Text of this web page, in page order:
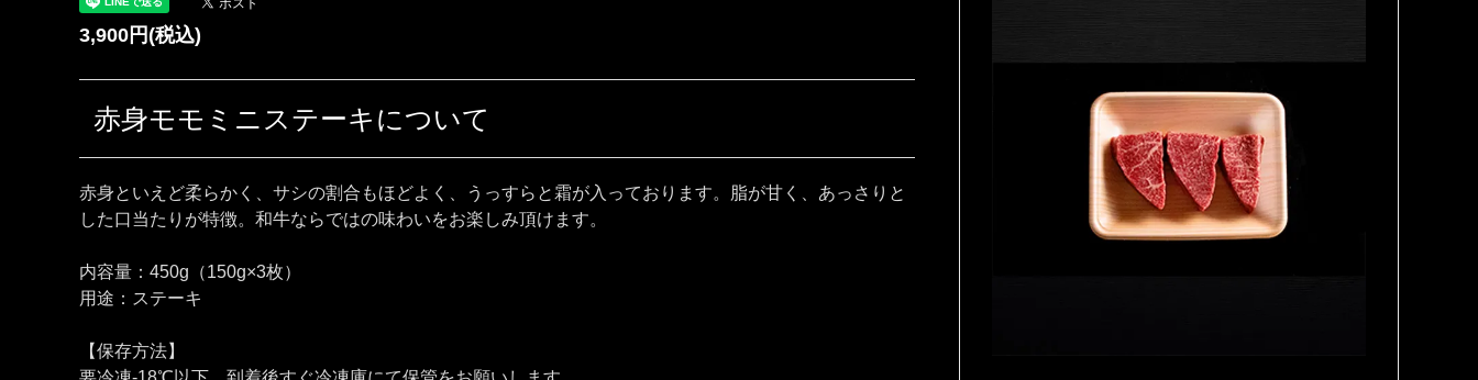
3,900円(税込)
赤身モモミニステーキについて
赤身といえど柔らかく、サシの割合もほどよく、うっすらと霜が入っております。脂が甘く、あっさりと
した口当たりが特徴。和牛ならではの味わいをお楽しみ頂けます。
内容量：450g（150g×3枚）
用途：ステーキ
【保存方法】